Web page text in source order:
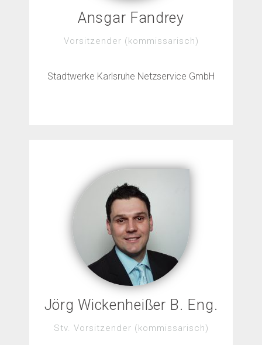
Ansgar Fandrey
Vorsitzender (kommissarisch)
Stadtwerke Karlsruhe Netzservice GmbH
Jörg Wickenheißer B. Eng.
Stv. Vorsitzender (kommissarisch)